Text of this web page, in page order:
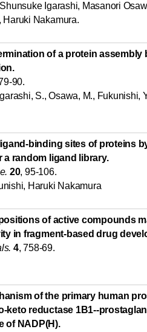
Igarashi, Masanori
Haruki Nakamura.
of a protein assembly
90.
S., Osawa, M., Fukunishi,
binding sites of proteins
a random ligand library.
20, 95-106.
Haruki Nakamura
of active compounds
in fragment-based drug
4, 758-69.
of the primary human
keto reductase 1B1--
of NADP(H).